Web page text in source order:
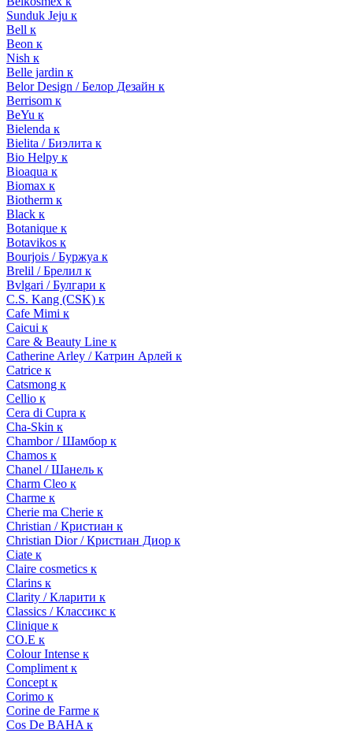
Sunduk Jeju к
Bell к
Beon к
Nish к
Belle jardin к
Belor Design / Белор Дезайн к
Berrisom к
BeYu к
Bielenda к
Bielita / Биэлита к
Bio Helpy к
Bioaqua к
Biomax к
Biotherm к
Black к
Botanique к
Botavikos к
Bourjois / Буржуа к
Brelil / Брелил к
Bvlgari / Булгари к
C.S. Kang (CSK) к
Cafe Mimi к
Caicui к
Care & Beauty Line к
Catherine Arley / Катрин Арлей к
Catrice к
Catsmong к
Cellio к
Cera di Cupra к
Cha-Skin к
Chambor / Шамбор к
Chamos к
Chanel / Шанель к
Charm Cleo к
Charme к
Cherie ma Cherie к
Christian / Кристиан к
Christian Dior / Кристиан Диор к
Ciate к
Claire cosmetics к
Clarins к
Clarity / Кларити к
Classics / Классикс к
Clinique к
CO.E к
Colour Intense к
Compliment к
Concept к
Corimo к
Corine de Farme к
Cos De BAHA к